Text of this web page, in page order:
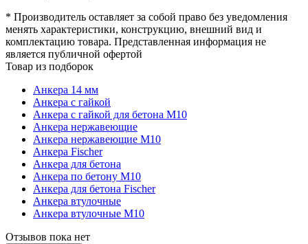
* Производитель оставляет за собой право без уведомления
менять характеристики, конструкцию, внешний вид и
комплектацию товара. Представленная информация не
является публичной офертой
Товар из подборок
Анкера 14 мм
Анкера с гайкой
Анкера с гайкой для бетона М10
Анкера нержавеющие
Анкера нержавеющие М10
Анкера Fischer
Анкера для бетона
Анкера по бетону М10
Анкера для бетона Fischer
Анкера втулочные
Анкера втулочные М10
Отзывов пока нет